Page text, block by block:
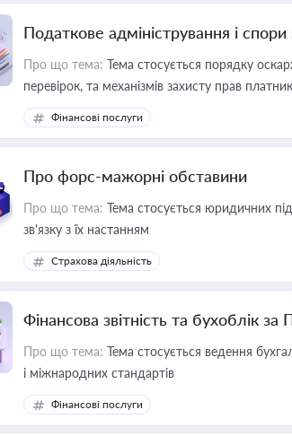
Податкове адміністрування і
Про що тема: Тема стосується порядку
перевірок, та механізмів захисту прав
Фінансові послуги
Про форс-мажорні обставини
Про що тема: Тема стосується юридичних
зв'язку з їх настанням
Страхова діяльність
Фінансова звітність та бухоблік
Про що тема: Тема стосується ведення
і міжнародних стандартів
Фінансові послуги